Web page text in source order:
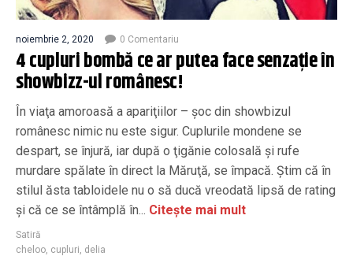
noiembrie 2, 2020 0 Comentariu
4 cupluri bombă ce ar putea face senzaţie în
showbizz-ul românesc!
În viaţa amoroasă a apariţiilor – şoc din showbizul
românesc nimic nu este sigur. Cuplurile mondene se
despart, se înjură, iar după o ţigănie colosală şi rufe
murdare spălate în direct la Măruţă, se împacă. Ştim că în
stilul ăsta tabloidele nu o să ducă vreodată lipsă de rating
şi că ce se întâmplă în... Citește mai mult
Satiră
cheloo, cupluri, delia